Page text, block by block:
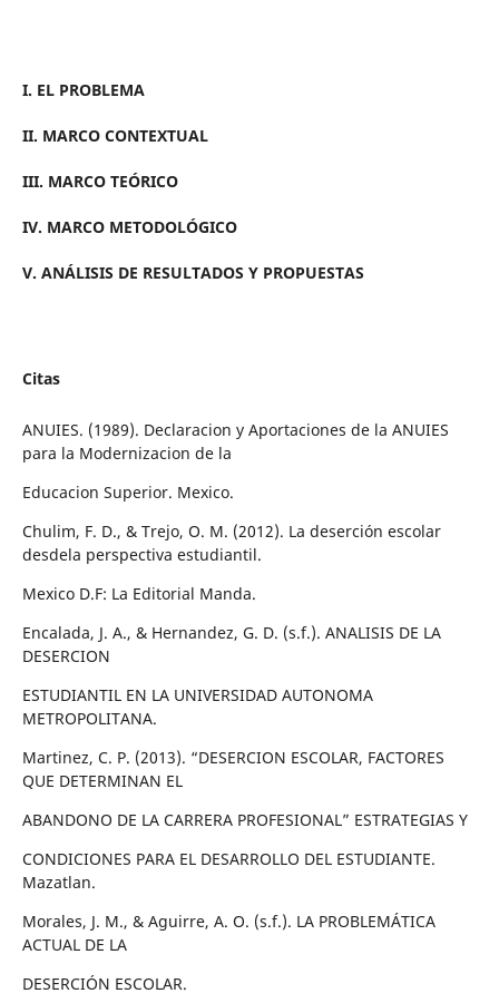
I. EL PROBLEMA
II. MARCO CONTEXTUAL
III. MARCO TEÓRICO
IV. MARCO METODOLÓGICO
V. ANÁLISIS DE RESULTADOS Y PROPUESTAS
Citas
ANUIES. (1989). Declaracion y Aportaciones de la ANUIES
para la Modernizacion de la
Educacion Superior. Mexico.
Chulim, F. D., & Trejo, O. M. (2012). La deserción escolar
desdela perspectiva estudiantil.
Mexico D.F: La Editorial Manda.
Encalada, J. A., & Hernandez, G. D. (s.f.). ANALISIS DE LA
DESERCION
ESTUDIANTIL EN LA UNIVERSIDAD AUTONOMA
METROPOLITANA.
Martinez, C. P. (2013). “DESERCION ESCOLAR, FACTORES
QUE DETERMINAN EL
ABANDONO DE LA CARRERA PROFESIONAL” ESTRATEGIAS Y
CONDICIONES PARA EL DESARROLLO DEL ESTUDIANTE.
Mazatlan.
Morales, J. M., & Aguirre, A. O. (s.f.). LA PROBLEMÁTICA
ACTUAL DE LA
DESERCIÓN ESCOLAR.